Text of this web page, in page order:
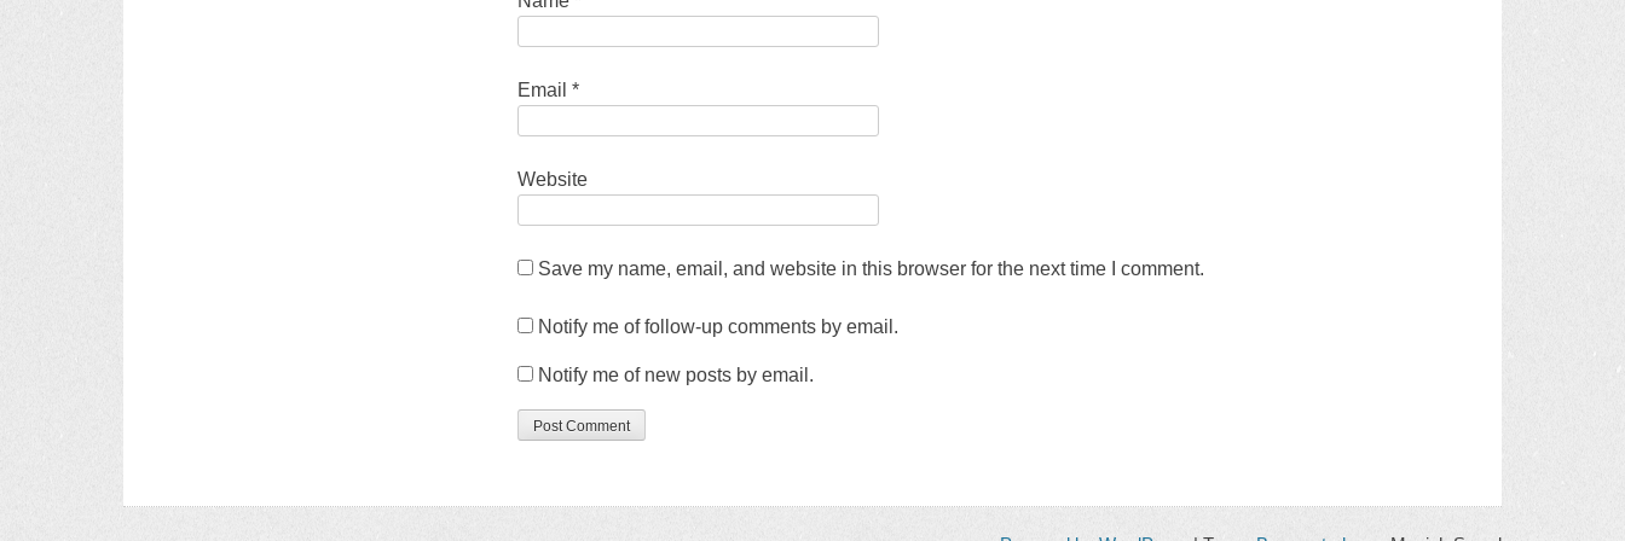
Email *
Website
Save my name,email ,and website in this browser for the next time I comment.
Notify me of follow-up comments by email .
Notify me of new posts by email .